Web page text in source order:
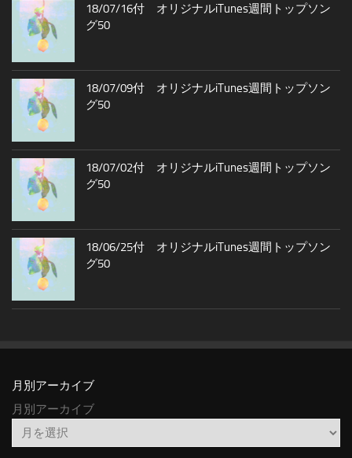
18/07/16付 オリジナルiTunes週間トップソン
グ50
18/07/09付 オリジナルiTunes週間トップソン
グ50
18/07/02付 オリジナルiTunes週間トップソン
グ50
18/06/25付 オリジナルiTunes週間トップソン
グ50
月別アーカイブ
月別アーカイブ